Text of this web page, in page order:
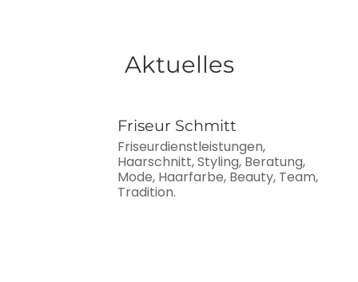
Aktuelles
Friseur Schmitt
Friseurdienstleistungen,
Haarschnitt, Styling, Beratung,
Mode, Haarfarbe, Beauty, Team,
Tradition.